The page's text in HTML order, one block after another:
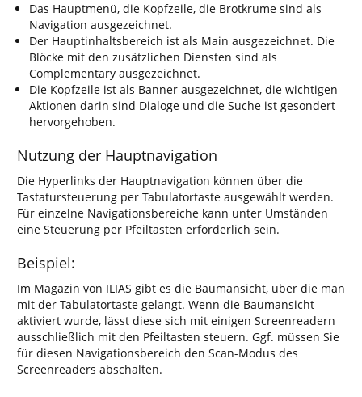
Das Hauptmenü, die Kopfzeile, die Brotkrume sind als
Navigation ausgezeichnet.
Der Hauptinhaltsbereich ist als Main ausgezeichnet. Die
Blöcke mit den zusätzlichen Diensten sind als
Complementary ausgezeichnet.
Die Kopfzeile ist als Banner ausgezeichnet, die wichtigen
Aktionen darin sind Dialoge und die Suche ist gesondert
hervorgehoben.
Nutzung der Hauptnavigation
Die Hyperlinks der Hauptnavigation können über die
Tastatursteuerung per Tabulatortaste ausgewählt werden.
Für einzelne Navigationsbereiche kann unter Umständen
eine Steuerung per Pfeiltasten erforderlich sein.
Beispiel:
Im Magazin von ILIAS gibt es die Baumansicht, über die man
mit der Tabulatortaste gelangt. Wenn die Baumansicht
aktiviert wurde, lässt diese sich mit einigen Screenreadern
ausschließlich mit den Pfeiltasten steuern. Ggf. müssen Sie
für diesen Navigationsbereich den Scan-Modus des
Screenreaders abschalten.